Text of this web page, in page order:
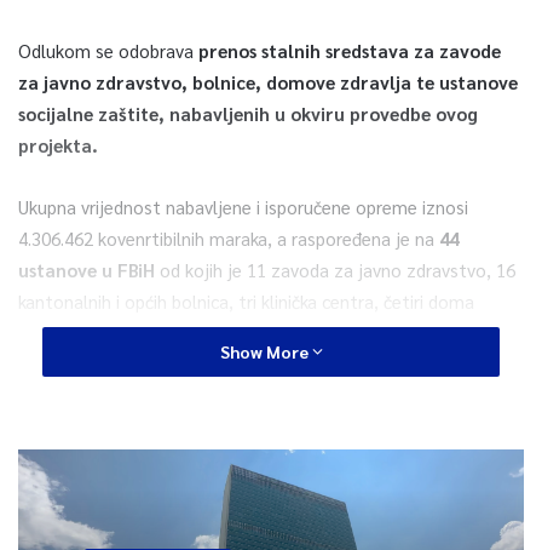
Odlukom se odobrava prenos stalnih sredstava za zavode
za javno zdravstvo, bolnice, domove zdravlja te ustanove
socijalne zaštite, nabavljenih u okviru provedbe ovog
projekta.
Ukupna vrijednost nabavljene i isporučene opreme iznosi
4.306.462 kovenrtibilnih maraka, a raspoređena je na 44
ustanove u FBiH od kojih je 11 zavoda za javno zdravstvo, 16
kantonalnih i općih bolnica, tri klinička centra, četiri doma
zdravlja te deset ustanova socijalne zaštite.
banke na osnovu sporazuma zaključenog između Bosne i
Hercegovine i Međunarodne banke za obnovu i razvoj.
Show More